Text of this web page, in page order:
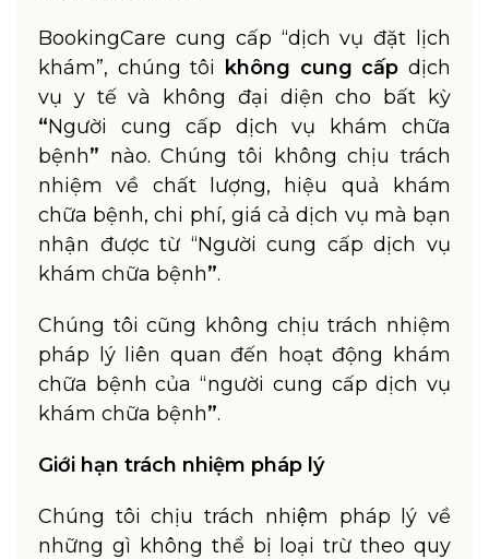
BookingCare cung cấp “dịch vụ đặt lịch
khám”, chúng tôi
không cung cấp dịch
vụ y tế và không đại diện cho bất kỳ
“Người cung cấp dịch vụ khám chữa
bệnh” nào. Chúng tôi không chịu trách
nhiệm về chất lượng, hiệu quả khám
chữa bệnh, chi phí, giá cả dịch vụ mà bạn
nhận được từ “Người cung cấp dịch vụ
khám chữa bệnh”.
Chúng tôi cũng không chịu trách nhiệm
pháp lý liên quan đến hoạt động khám
chữa bệnh của “người cung cấp dịch vụ
khám chữa bệnh”.
Giới hạn trách nhiệm pháp lý
Chúng tôi chịu trách nhiệm pháp lý về
những gì không thể bị loại trừ theo quy